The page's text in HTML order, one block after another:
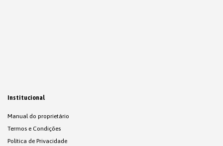
Institucional
Manual do proprietário
Termos e Condições
Política de Privacidade